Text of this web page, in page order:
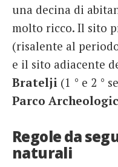
una decina di
molto ricco. Il sito
(risalente al
e il sito adiacente
Bratelji (1 ° e 2 °
Parco
Regole da
naturali